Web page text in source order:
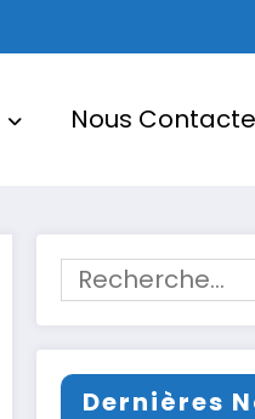
Nous
Dernières